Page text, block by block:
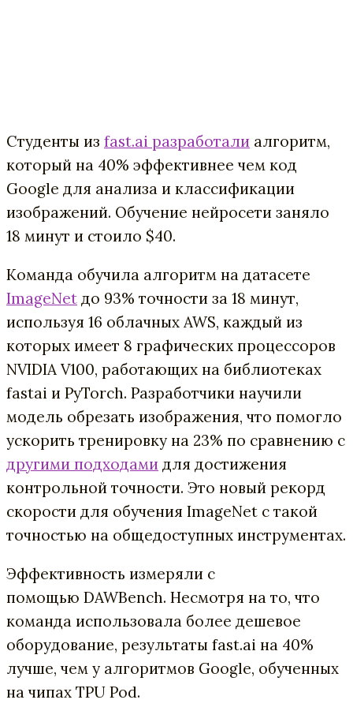
Cтуденты из fast.ai разработали алгоритм,
который на 40% эффективнее чем код
Google для анализа и классификации
изображений. Обучение нейросети заняло
18 минут и стоило $40.
Команда обучила алгоритм на датасете
ImageNet до 93% точности за 18 минут,
используя 16 облачных AWS, каждый из
которых имеет 8 графических процессоров
NVIDIA V100, работающих на библиотеках
fastai и PyTorch. Разработчики научили
модель обрезать изображения, что помогло
ускорить тренировку на 23% по сравнению с
другими подходами для достижения
контрольной точности. Это новый рекорд
скорости для обучения ImageNet с такой
точностью на общедоступных инструментах.
Эффективность измеряли с
помощью DAWBench. Несмотря на то, что
команда использовала более дешевое
оборудование, результаты fast.ai на 40%
лучше, чем у алгоритмов Google, обученных
на чипах TPU Pod.